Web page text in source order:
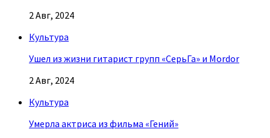
2 Авг, 2024
Культура
Ушел из жизни гитарист групп «СерьГа» и Mordor
2 Авг, 2024
Культура
Умерла актриса из фильма «Гений»